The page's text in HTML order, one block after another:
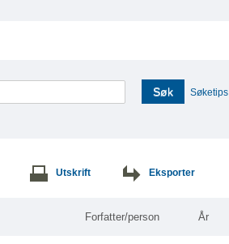
Søk Søketips
Utskrift Eksporter
Forfatter/person År